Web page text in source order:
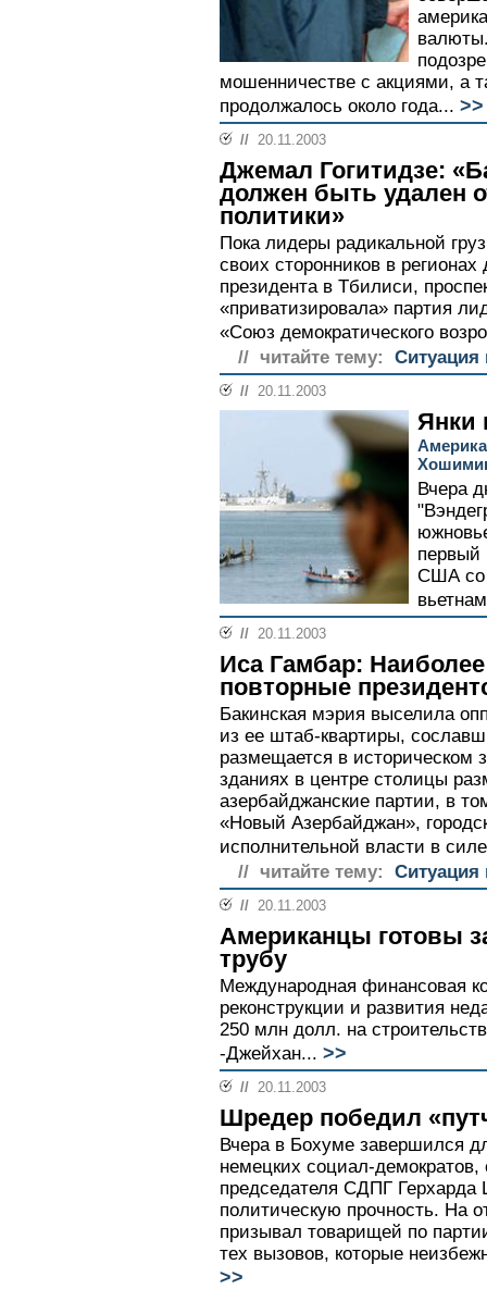
мошенничестве с акциями, а
продолжалось около года... >>
// 20.11.2003
Джемал Гогитидзе:
должен быть удален
политики»
Пока лидеры радикальной
своих сторонников в
президента в Тбилиси,
«приватизировала» партия
«Союз демократического
// читайте тему:
Ситуация
// 20.11.2003
Янки
Вчера
первый
США со
// 20.11.2003
Иса Гамбар:
повторные
Бакинская мэрия выселила
из ее штаб-квартиры,
размещается в историческом
зданиях в центре столицы
азербайджанские партии, в
«Новый Азербайджан»,
исполнительной власти в
// читайте тему:
Ситуация
// 20.11.2003
Американцы готовы
трубу
Международная финансовая
реконструкции и развития
250 млн долл. на
-Джейхан... >>
// 20.11.2003
Шредер победил
Вчера в Бохуме завершился
немецких социал-
председателя СДПГ
политическую прочность. На
призывал товарищей по
тех вызовов, которые
>>